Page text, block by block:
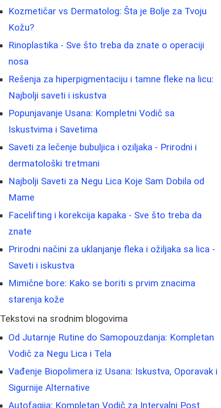
Kozmetičar vs Dermatolog: Šta je Bolje za Tvoju
Kožu?
Rinoplastika - Sve što treba da znate o operaciji
nosa
Rešenja za hiperpigmentaciju i tamne fleke na licu:
Najbolji saveti i iskustva
Popunjavanje Usana: Kompletni Vodič sa
Iskustvima i Savetima
Saveti za lečenje bubuljica i oziljaka - Prirodni i
dermatološki tretmani
Najbolji Saveti za Negu Lica Koje Sam Dobila od
Mame
Facelifting i korekcija kapaka - Sve što treba da
znate
Prirodni načini za uklanjanje fleka i ožiljaka sa lica -
Saveti i iskustva
Mimične bore: Kako se boriti s prvim znacima
starenja kože
Tekstovi na srodnim blogovima
Od Jutarnje Rutine do Samopouzdanja: Kompletan
Vodič za Negu Lica i Tela
Vađenje Biopolimera iz Usana: Iskustva, Oporavak i
Sigurnije Alternative
Autofagija: Kompletan Vodič za Intervalni Post